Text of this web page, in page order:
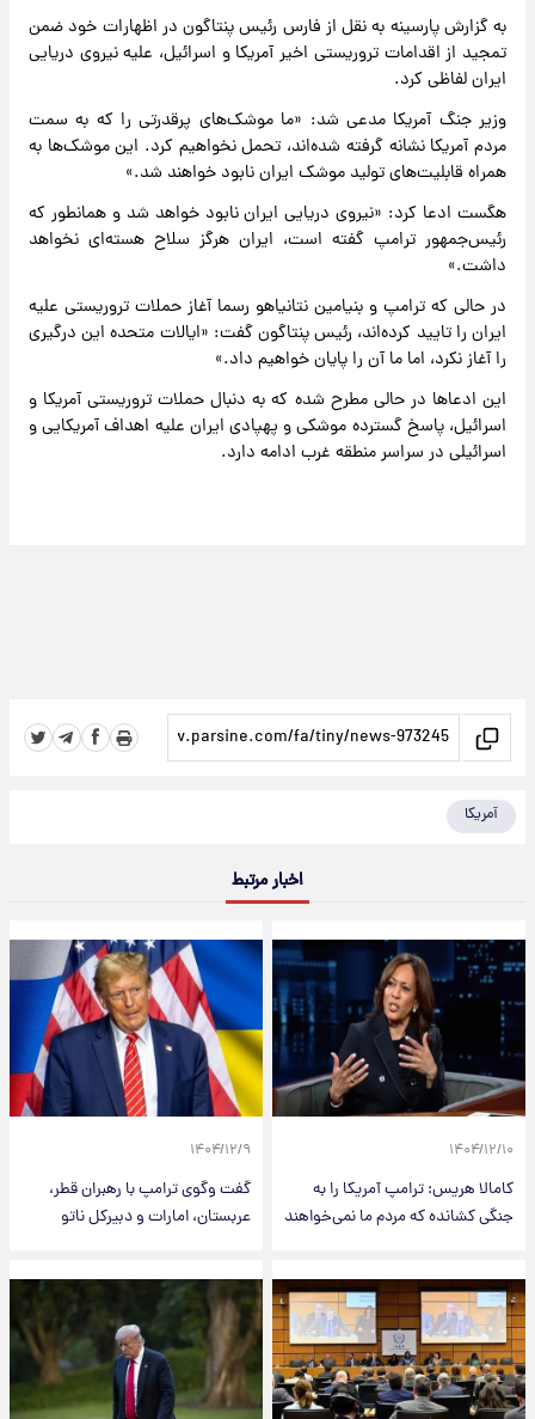
به گزارش پارسینه به نقل از فارس رئیس پنتاگون در اظهارات خود ضمن
تمجید از اقدامات تروریستی اخیر آمریکا و اسرائیل، علیه نیروی دریایی
ایران لفاظی کرد.
وزیر جنگ آمریکا مدعی شد: «ما موشک‌های پرقدرتی را که به سمت
مردم آمریکا نشانه گرفته شده‌اند، تحمل نخواهیم کرد. این موشک‌ها به
همراه قابلیت‌های تولید موشک ایران نابود خواهند شد.»
هگست ادعا کرد: «نیروی دریایی ایران نابود خواهد شد و همانطور که
رئیس‌جمهور ترامپ گفته است، ایران هرگز سلاح هسته‌ای نخواهد
داشت.»
در حالی که ترامپ و بنیامین نتانیاهو رسما آغاز حملات تروریستی علیه
ایران را تایید کرده‌اند، رئیس پنتاگون گفت: «ایالات متحده این درگیری
را آغاز نکرد، اما ما آن را پایان خواهیم داد.»
این ادعاها در حالی مطرح شده که به دنبال حملات تروریستی آمریکا و
اسرائیل، پاسخ گسترده موشکی و پهپادی ایران علیه اهداف آمریکایی و
اسرائیلی در سراسر منطقه غرب ادامه دارد.
آمریکا
اخبار مرتبط
۱۴۰۴/۱۲/۱۰
کامالا هریس: ترامپ آمریکا را به
جنگی کشانده که مردم ما نمی‌خواهند
۱۴۰۴/۱۲/۹
گفت وگوی ترامپ با رهبران قطر،
عربستان، امارات و دبیرکل ناتو